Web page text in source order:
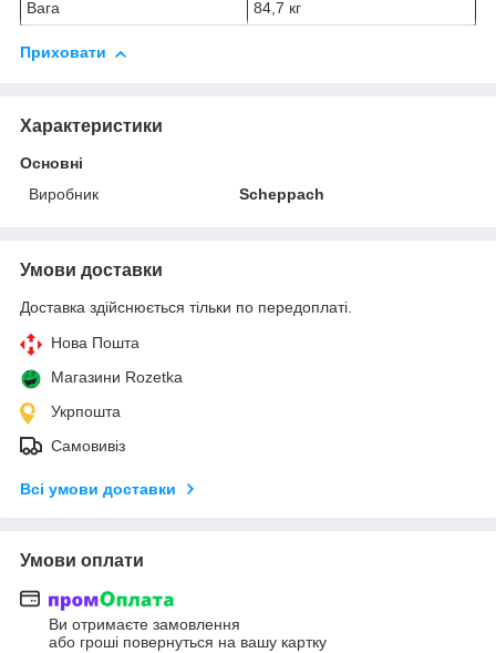
Вага 84,7 кг
Приховати
Характеристики
Основні
Виробник
Scheppach
Умови доставки
Доставка здійснюється тільки по передоплаті.
Нова Пошта
Магазини Rozetka
Укрпошта
Самовивіз
Всі умови доставки
Умови оплати
Ви отримаєте замовлення
або гроші повернуться на вашу картку